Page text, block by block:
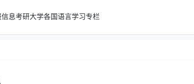
息考研大学各国语言学习专栏